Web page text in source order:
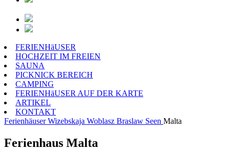
FERIENHäUSER
HOCHZEIT IM FREIEN
SAUNA
PICKNICK BEREICH
CAMPING
FERIENHäUSER AUF DER KARTE
ARTIKEL
KONTAKT
Ferienhäuser Wizebskaja Woblasz Braslaw Seen Malta
Ferienhaus Malta